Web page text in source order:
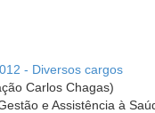
- Diversos cargos
Carlos Chagas)
e Assistência à